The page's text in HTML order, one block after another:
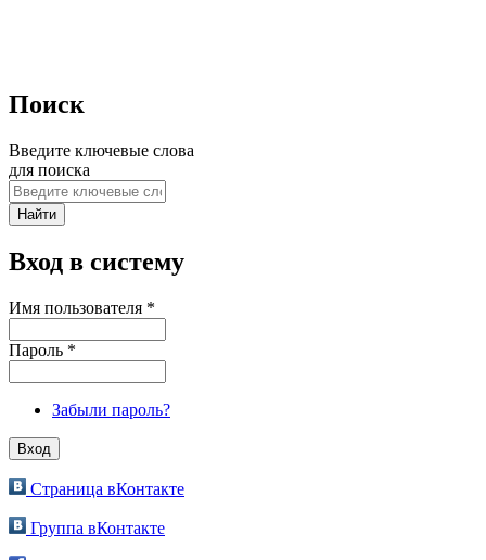
Поиск
Введите ключевые слова
для поиска
Вход в систему
Имя пользователя *
Пароль *
Забыли пароль?
Страница вКонтакте
Группа вКонтакте